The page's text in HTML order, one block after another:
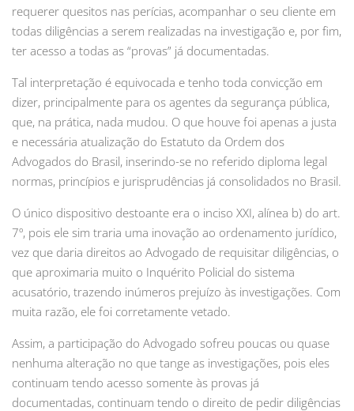
requerer quesitos nas perícias, acompanhar o seu cliente em
todas diligências a serem realizadas na investigação e, por fim,
ter acesso a todas as “provas” já documentadas.
Tal interpretação é equivocada e tenho toda convicção em
dizer, principalmente para os agentes da segurança pública,
que, na prática, nada mudou. O que houve foi apenas a justa
e necessária atualização do Estatuto da Ordem dos
Advogados do Brasil, inserindo-se no referido diploma legal
normas, princípios e jurisprudências já consolidados no Brasil.
O único dispositivo destoante era o inciso XXI, alínea b) do art.
7º, pois ele sim traria uma inovação ao ordenamento jurídico,
vez que daria direitos ao Advogado de requisitar diligências, o
que aproximaria muito o Inquérito Policial do sistema
acusatório, trazendo inúmeros prejuízo às investigações. Com
muita razão, ele foi corretamente vetado.
Assim, a participação do Advogado sofreu poucas ou quase
nenhuma alteração no que tange as investigações, pois eles
continuam tendo acesso somente às provas já
documentadas, continuam tendo o direito de pedir diligências